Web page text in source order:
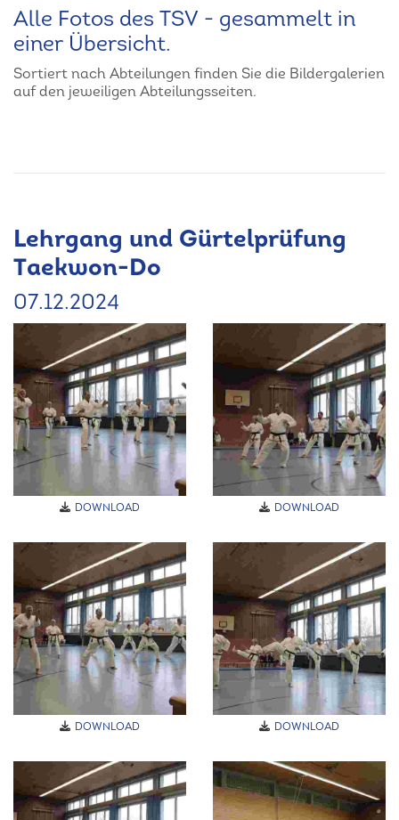
Alle Fotos des TSV - gesammelt in
einer Übersicht.
Sortiert nach Abteilungen finden Sie die Bildergalerien
auf den jeweiligen Abteilungsseiten.
Lehrgang und Gürtelprüfung
Taekwon-Do
07.12.2024
DOWNLOAD DOWNLOAD
DOWNLOAD DOWNLOAD